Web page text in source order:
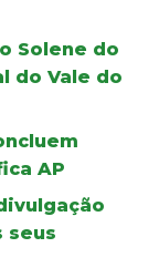
Solene do
do Vale do
AP
seus